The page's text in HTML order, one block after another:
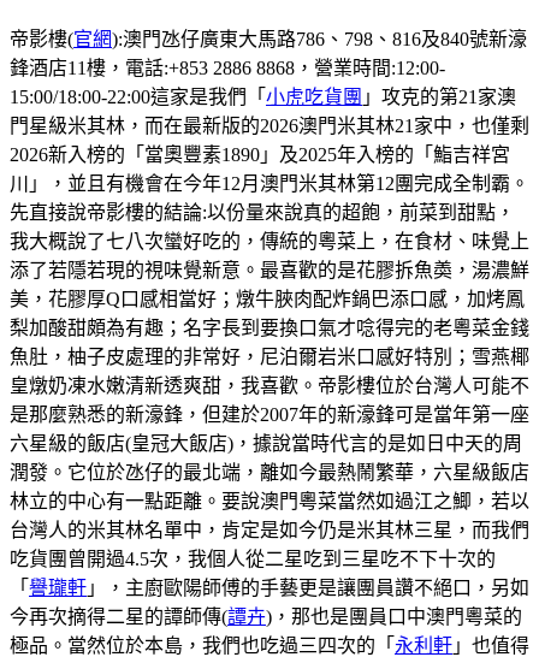
帝影樓(官網):澳門氹仔廣東大馬路786、798、816及840號新濠
鋒酒店11樓，電話:+853 2886 8868，營業時間:12:00-
15:00/18:00-22:00這家是我們「 小虎吃貨團 」攻克的第21家澳
門星級米其林，而在最新版的2026澳門米其林21家中，也僅剩
2026新入榜的「當奧豐素1890」及2025年入榜的「鮨吉祥宮
川」，並且有機會在今年12月澳門米其林第12團完成全制霸。
先直接說帝影樓的結論:以份量來說真的超飽，前菜到甜點，
我大概說了七八次蠻好吃的，傳統的粵菜上，在食材、味覺上
添了若隱若現的視味覺新意。最喜歡的是花膠拆魚𡙡，湯濃鮮
美，花膠厚Q口感相當好；燉牛脥肉配炸鍋巴添口感，加烤鳳
梨加酸甜頗為有趣；名字長到要換口氣才唸得完的老粵菜金錢
魚肚，柚子皮處理的非常好，尼泊爾岩米口感好特別；雪燕椰
皇燉奶凍水嫩清新透爽甜，我喜歡。帝影樓位於台灣人可能不
是那麼熟悉的新濠鋒，但建於2007年的新濠鋒可是當年第一座
六星級的飯店(皇冠大飯店)，據說當時代言的是如日中天的周
潤發。它位於氹仔的最北端，離如今最熱鬧繁華，六星級飯店
林立的中心有一點距離。要說澳門粵菜當然如過江之鯽，若以
台灣人的米其林名單中，肯定是如今仍是米其林三星，而我們
吃貨團曾開過4.5次，我個人從二星吃到三星吃不下十次的
「 譽瓏軒 」，主廚歐陽師傅的手藝更是讓團員讚不絕口，另如
今再次摘得二星的譚師傳(譚卉)，那也是團員口中澳門粵菜的
極品。當然位於本島，我們也吃過三四次的「 永利軒 」也值得